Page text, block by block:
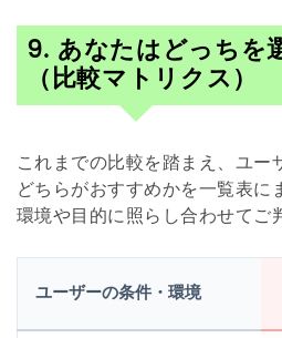
9. あなたはどっちを
（比較マトリクス）
これまでの比較を踏まえ、ユー
どちらがおすすめかを一覧表
環境や目的に照らし合わせてご
ユーザーの条件・環境